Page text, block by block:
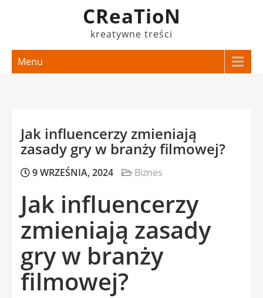
CReaTioN
kreatywne treści
Menu
Jak influencerzy zmieniają
zasady gry w branży filmowej?
9 WRZEŚNIA, 2024 Biznes
Jak influencerzy
zmieniają zasady
gry w branży
filmowej?